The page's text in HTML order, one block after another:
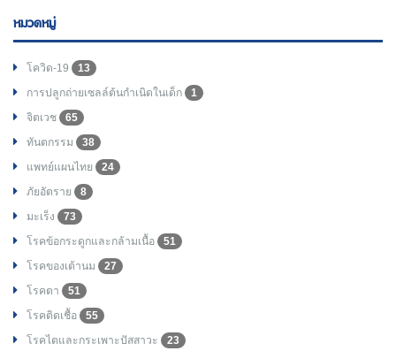
หมวดหมู่
โควิด-19
13
การปลูกถ่ายเซลล์ต้นกำเนิดในเด็ก
1
จิตเวช
65
ทันตกรรม
38
แพทย์แผนไทย
24
ภัยอัตราย
8
มะเร็ง
73
โรคข้อกระดูกและกล้ามเนื้อ
51
โรคของเต้านม
27
โรคตา
51
โรคติดเชื้อ
55
โรคไตและกระเพาะปัสสาวะ
23